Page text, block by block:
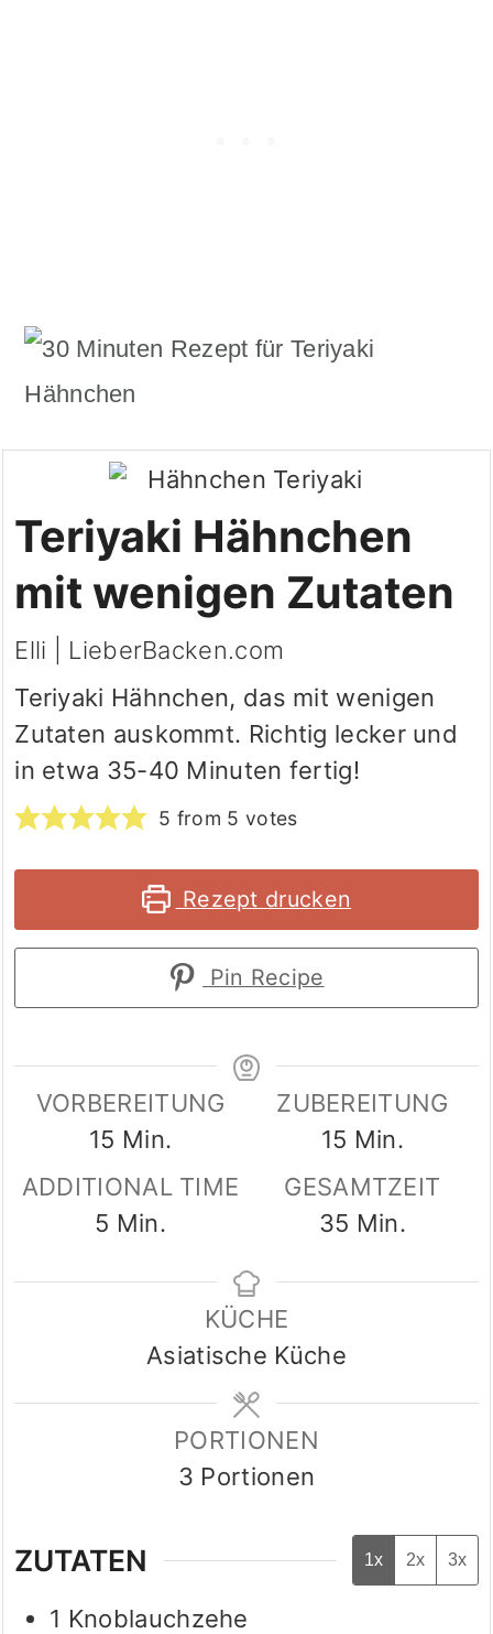
Teriyaki Hähnchen
mit wenigen Zutaten
Elli | LieberBacken.com
Teriyaki Hähnchen, das mit wenigen
Zutaten auskommt. Richtig lecker und
in etwa 35-40 Minuten fertig!
5 from 5 votes
Rezept drucken
Pin Recipe
VORBEREITUNG
15 Minuten
Min.
ZUBEREITUNG
15 Minuten
Min.
ADDITIONAL TIME
5 Minuten
Min.
GESAMTZEIT
35 Minuten
Min.
KÜCHE
Asiatische Küche
PORTIONEN
3 Portionen
ZUTATEN 1x 2x 3x
1 Knoblauchzehe